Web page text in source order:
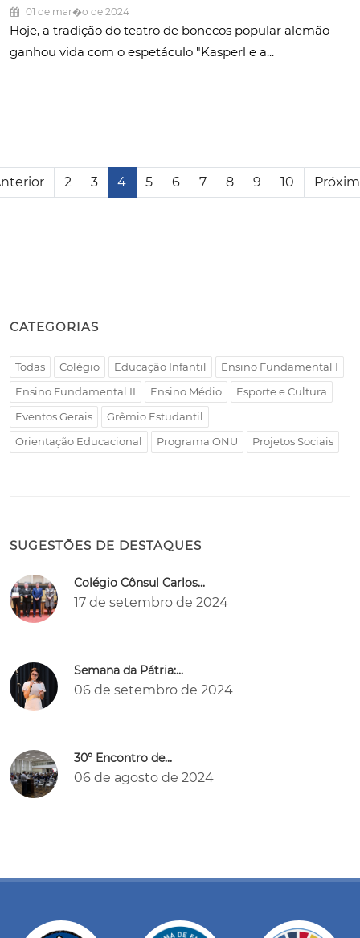
01 de mar�o de 2024
Hoje, a tradição do teatro de bonecos popular alemão
ganhou vida com o espetáculo "Kasperl e a...
2 3 4 5 6 7 8 9 10
CATEGORIAS
Todas Colégio Educação Infantil
Ensino Fundamental I
Ensino Fundamental II
Ensino Médio
Esporte e Cultura
Eventos Gerais
Grêmio Estudantil
Orientação Educacional
Programa ONU Projetos Sociais
SUGESTÕES DE DESTAQUES
Colégio Cônsul Carlos...
17 de setembro de 2024
Semana da Pátria:...
06 de setembro de 2024
30º Encontro de...
06 de agosto de 2024